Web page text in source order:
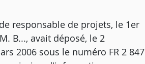
responsable de projets, le 1er
B..., avait déposé, le 2
2006 sous le numéro FR 2 847